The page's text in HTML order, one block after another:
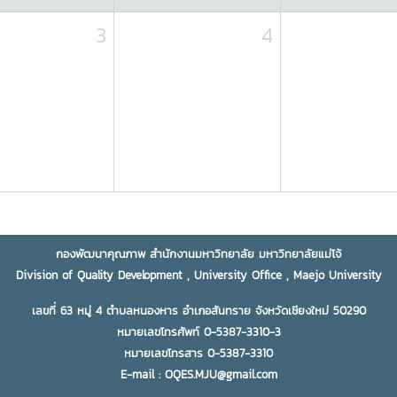
3 4
กองพัฒนาคุณภาพ สำนักงานมหาวิทยาลัย มหาวิทยาลัยแม่โจ้
Division of Quality Development , University Office , Maejo University
เลขที่ 63 หมู่ 4 ตำบลหนองหาร อำเภอสันทราย จังหวัดเชียงใหม่ 50290
หมายเลขโทรศัพท์ 0-5387-3310-3
หมายเลขโทรสาร 0-5387-3310
E-mail : OQES.MJU@gmail.com